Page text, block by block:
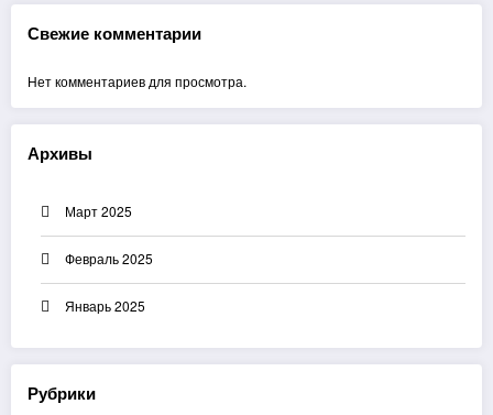
Свежие комментарии
Нет комментариев для просмотра.
Архивы
Март 2025
Февраль 2025
Январь 2025
Рубрики